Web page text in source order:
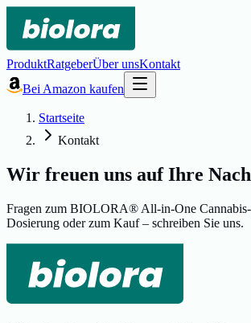
ProduktRatgeberÜber unsKontakt
Bei Amazon kaufen
Startseite
Kontakt
Wir freuen uns auf Ihre
Fragen zum BIOLORA® All-in-One
Dosierung oder zum Kauf – schreiben Sie uns.